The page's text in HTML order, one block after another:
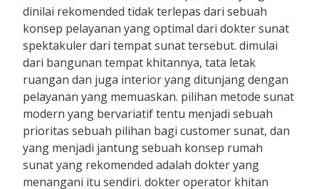
dinilai rekomended tidak terlepas dari sebuah
konsep pelayanan yang optimal dari dokter sunat
spektakuler dari tempat sunat tersebut. dimulai
dari bangunan tempat khitannya, tata letak
ruangan dan juga interior yang ditunjang dengan
pelayanan yang memuaskan. pilihan metode sunat
modern yang bervariatif tentu menjadi sebuah
prioritas sebuah pilihan bagi customer sunat, dan
yang menjadi jantung sebuah konsep rumah
sunat yang rekomended adalah dokter yang
menangani itu sendiri. dokter operator khitan